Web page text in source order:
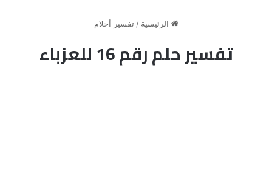
الرئيسية / تفسير أحلام
تفسير حلم رقم 16 للعزباء